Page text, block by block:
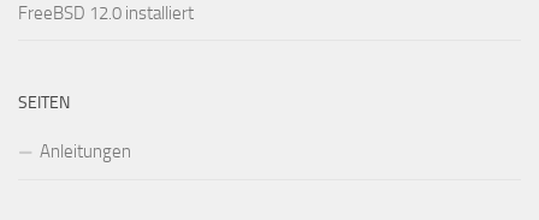
FreeBSD 12.0 installiert
SEITEN
Anleitungen